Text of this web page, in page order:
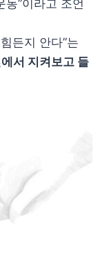
”이라고 조언
든지 안다”는
서 지켜보고 들